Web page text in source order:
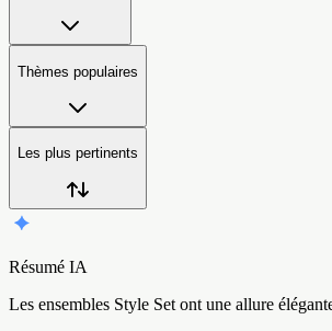
Thèmes populaires
Les plus pertinents
Résumé IA
Les ensembles Style Set ont une allure élégant